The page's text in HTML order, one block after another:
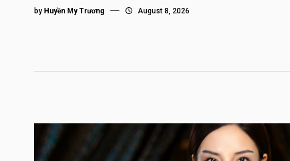
Em 3″
by Huyền My Trương August 8, 2026